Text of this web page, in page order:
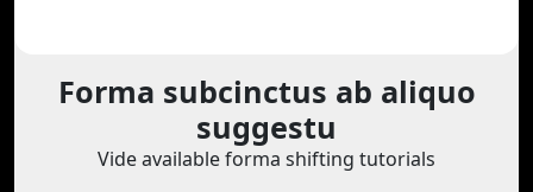
Forma subcinctus ab aliquo
suggestu
Vide available forma shifting tutorials